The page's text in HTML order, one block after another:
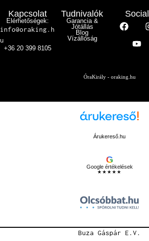
Kapcsolat
Elérhetőségek:
info@oraking.h
u
+36 20 399 8105
Tudnivalók
Garancia &
Jótállás
Blog
Vízállóság
Social
ÓraKirály - oraking.hu
Árukereső.hu
G
Google értékelések
★★★★★
Buza Gáspár E.V.